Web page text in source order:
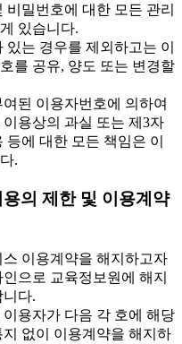
밀번호에 대한 모든 관리
있습니다.
는 경우를 제외하고는 이
를 공유, 양도 또는 변경할
된 이용자번호에 의하여
용상의 과실 또는 제3자
등에 대한 모든 책임은 이
.
의 제한 및 이용계약
이용계약을 해지하고자
으로 교육정보원에 해지
니다.
용자가 다음 각 호에 해당
없이 이용계약을 해지하